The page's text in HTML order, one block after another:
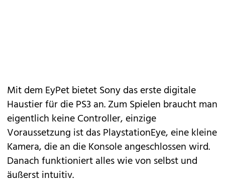
Mit dem EyPet bietet Sony das erste digitale
Haustierfür die PS3 an. Zum Spielen braucht man
eigentlich keine Controller, einzige
Voraussetzung ist das PlaystationEye, eine kleine
Kamera, die an die Konsole angeschlossen wird.
Danach funktioniert alles wie von selbst und
äußerst intuitiv.